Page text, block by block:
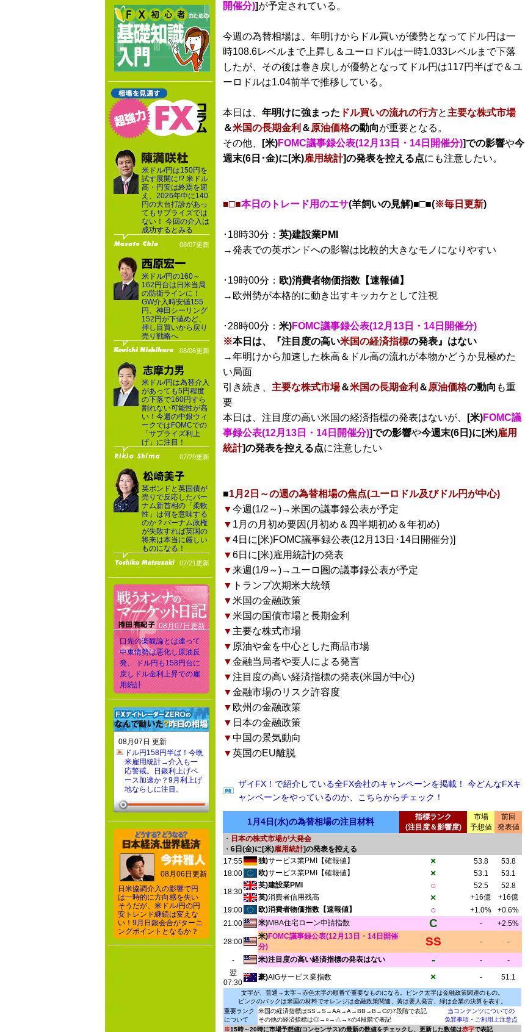
開催分)]が予定されている。
今週の為替相場は、年明けからドル買いが優勢となってドル円は一
時108.6レベルまで上昇し＆ユーロドルは一時1.033レベルまで下落
したが、その後は巻き戻しが優勢となってドル円は117円半ばで＆ユ
ーロドルは1.04前半で推移している。
本日は、 年明けに強まった ドル買いの流れの行方と 主要な株式市場
＆米国の長期金利 ＆ 原油価格の動向が重要となる。
その他、
[米)FOMC議事録公表(12月13日・14日開催分)]での影響や今
週末(6日･金)に[米)雇用統計]の発表を控える点にも注意したい。
■□■本日のトレード用のエサ(羊飼いの見解)■□■(※毎日更新)
･18時30分： 英)建設業PMI
→発表での英ポンドへの影響は比較的大きなモノになりやすい
･19時00分： 欧)消費者物価指数【速報値】
→欧州勢が本格的に動き出すキッカケとして注視
･28時00分： 米)FOMC議事録公表(12月13日・14日開催分)
※本日は、『注目度の高い米国の経済指標の発表』はない
→年明けから加速した株高＆ドル高の流れが本物かどうか見極めた
い局面
引き続き、 主要な株式市場＆米国の長期金利 ＆ 原油価格の動向 も重
要
本日は、注目度の高い米国の経済指標の発表はないが、
[米)FOMC議
事録公表(12月13日・14日開催分)]での影響や今週末(6日)に[米)雇用
統計]の発表を控える点に注意したい
■1月2日～の週の為替相場の焦点(ユーロドル及びドル円が中心)
▼今週(1/2～)→米国の議事録公表が予定
▼ 1月の月初め要因(月初め＆四半期初め＆年初め)
▼4日に[米)FOMC議事録公表(12月13日･14日開催分)]
▼6日に[米)雇用統計]の発表
▼来週(1/9～)→ユーロ圏の議事録公表が予定
▼ トランプ次期米大統領
▼米国の金融政策
▼米国の国債市場と長期金利
▼ 主要な株式市場
▼ 原油や金を中心とした商品市場
▼金融当局者や要人による発言
▼注目度の高い経済指標の発表(米国が中心)
▼金融市場のリスク許容度
▼ 欧州の金融政策
▼ 日本の金融政策
▼中国の景気動向
▼英国のEU離脱
ザイFX！で紹介している全FX会社のキャンペーンを掲載！ 今どんなFXキ
ャンペーンをやっているのか、こちらからチェック！
1月4日(水)の為替相場の注目材料
指標ランク
(注目度＆影響度)
市場
予想値
前回
発表値
・ 日本の株式市場が大発会
・ 6日(金)に[米)雇用統計]の発表を控える
17:55
独)サービス業PMI【確報値】 × 53.8
53.8
18:00
欧)サービス業PMI【確報値】 × 53.1 53.1
18:30
英)建設業PMI ○ 52.5
52.8
英)消費者信用残高 × +16億
+16億
19:00
欧)消費者物価指数【速報値】 ○ +1.0%
+0.6%
21:00
米)MBA住宅ローン申請指数 C - +2.5%
28:00
米)FOMC議事録公表(12月13日・14日開催
分)
SS - -
- 米)注目度の高い経済指標の発表はない - -
-
翌
07:30
豪)AIGサービス業指数 × - 51.1
文字が、普通→太字→赤色太字の順番で重要なものになる。ピンク太字は金融政策関連のもの。
ピンクのバックは米国の材料でオレンジは金融政策関連、黄は要人発言、緑は企業の決算を表す。
重要ランク
について
米国の経済指標はSS→S→AA→A→BB→B→Cの7段階で表記
その他の経済指標は◎→○→△→×の4段階で表記
当コンテンツについての
免罪事項・ご利用上注意点
※15時～20時に市場予想値(コンセンサス)の最新の数値をチェックし、更新した数値は赤字で表記
米ドル/円は150円を
試す展開に!? 米ドル
高・円安は終焉を迎
え、2026年中に140
円の大台打診があっ
てもサプライズでは
ない！ 今回の介入は
成功するとみる
08/07更新
米ドル/円の160～
162円台は日米当局
の防衛ラインに！
GW介入時安値155
円、神田シーリング
152円が下値めど、
押し目買いから戻り
売り戦略へ
08/06更新
米ドル/円は為替介入
があっても5円程度
の下落で160円すら
割れない可能性が高
い！今週の中銀ウィ
ークではFOMCでの
「サプライズ利上
げ」に注目！
07/29更新
英ポンドと英国債が
売りで反応したバー
ナム新首相の「柔軟
性」は何を意味する
のか？バーナム政権
が失敗すれば英国の
将来は本当に厳しい
ものになる！
07/21更新
08月07日更新
口先の楽観論とは違って
中東情勢は悪化し原油反
発、 ドル円も158円台に
戻しドル金利上昇での雇
用統計
08月07日 更新
ドル円158円半ば！今晩
米雇用統計→介入も一
応警戒。日銀利上げペ
ース加速か？9月利上げ
地ならしに注目。
08月06日更新
日米協調介入の影響で円
は一時的に方向感を失い
そうだが、米ドル/円の円
安トレンド継続は変えな
い！9月日銀会合がターニ
ングポイントとなるか？